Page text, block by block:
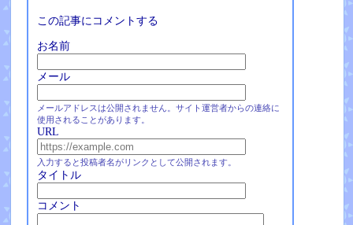
この記事にコメントする
お名前
メール
メールアドレスは公開されません。サイト運営者からの連絡に
使用されることがあります。
URL
入力すると投稿者名がリンクとして公開されます。
タイトル
コメント